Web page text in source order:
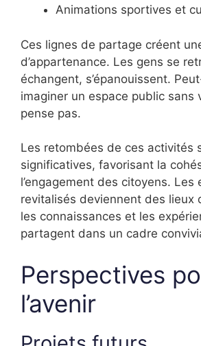
Animations sportives et
Ces lignes de partage créent
d’appartenance. Les gens se
échangent, s’épanouissent.
imaginer un espace public sans
pense pas.
Les retombées de ces activités
significatives, favorisant la
l’engagement des citoyens. Les
revitalisés deviennent des lieux
les connaissances et les
partagent dans un cadre
Perspectives
l’avenir